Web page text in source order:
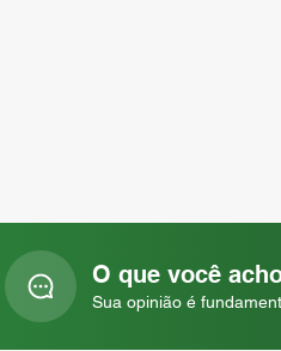
O que você
Sua opinião é